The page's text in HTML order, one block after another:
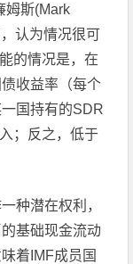
姆斯(Mark
认为情况很可
的情况是，在
收益率（每个
国持有的SDR
；反之，低于
种潜在权利，
基础现金流动
着IMF成员国